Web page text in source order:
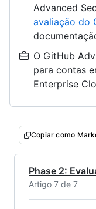
Advanced
avaliação do
O GitHub
para contas
Enterprise
Copiar como
Phase 2:
Artigo 7 de 7